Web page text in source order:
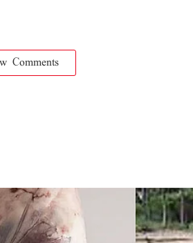
Comments